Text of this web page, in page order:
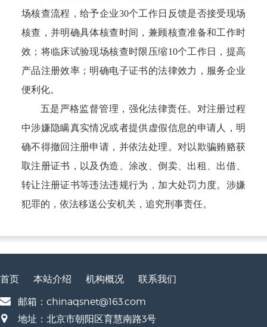
场核查流程，给予企业30个工作日反馈是否接受现场
核查，并明确具体核查时间，兼顾核查准备和工作时
效；将临床试验现场核查时限压缩10个工作日，提高
产品注册效率；明确电子证书的法律效力，服务企业
便利化。
五是严格监督管理，强化法律责任。对注册过程
中涉嫌隐瞒真实情况或者提供虚假信息的申请人，明
确不得撤回注册申请，并依法处理。对以欺骗贿赂获
取注册证书，以及伪造、涂改、倒卖、出租、出借、
转让注册证书等违法违规行为，加大处罚力度。涉嫌
犯罪的，依法移送公安机关，追究刑事责任。
首页 本站介绍 机构概况
联系我们
邮箱：chinaqsnet@163.com
地址：北京市朝阳区育慧南路3号